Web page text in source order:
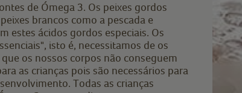
de Ómega 3. Os peixes gordos
brancos como a pescada e
estes ácidos gordos especiais. Os
isto é, necessitamos de os
os nossos corpos não conseguem
as crianças pois são necessários para
Todas as crianças